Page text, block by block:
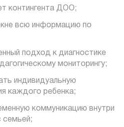
контингента ДОО;
всю информацию по
подход к диагностике
мониторингу;
индивидуальную
каждого ребенка;
коммуникацию внутри
семьей;